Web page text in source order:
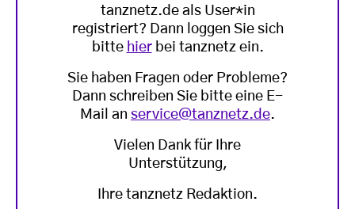
tanznetz.de als User*in
registriert? Dann loggen Sie sich
bitte hierbei tanznetz ein.
Sie haben Fragen oder Probleme?
Dann schreiben Sie bitte eine E-
Mail an service@tanznetz.de.
Vielen Dank für Ihre
Unterstützung,
Ihre tanznetz Redaktion.